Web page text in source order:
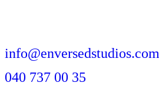
info@enversedstudios.com
040 737 00 35